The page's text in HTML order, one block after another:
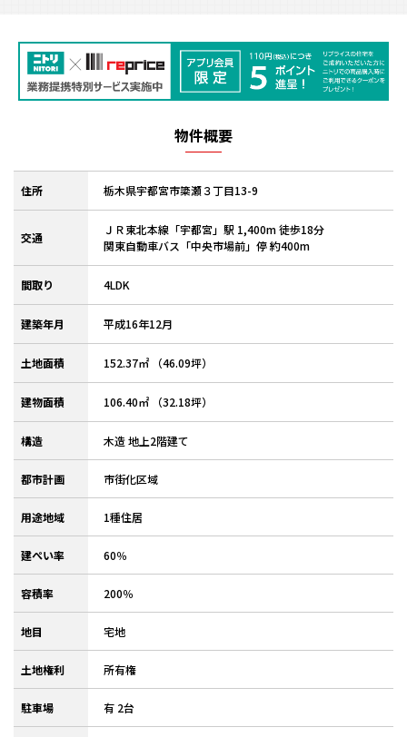
物件概要
住所 栃木県宇都宮市簗瀬３丁目13-9
交通
ＪＲ東北本線「宇都宮」駅 1,400m 徒歩18分
関東自動車バス「中央市場前」停 約400m
間取り 4LDK
建築年月 平成16年12月
土地面積 152.37㎡ （46.09坪）
建物面積 106.40㎡ （32.18坪）
構造 木造 地上2階建て
都市計画 市街化区域
用途地域 1種住居
建ぺい率 60％
容積率 200％
地目 宅地
土地権利 所有権
駐車場 有 2台